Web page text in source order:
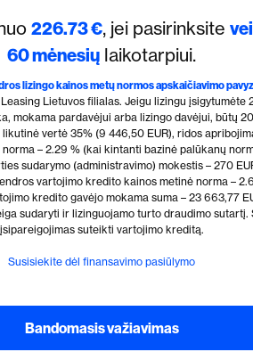
226.73€, jei pasirinksite
60mėnesių laikotarpiui.
lizingo kainos metų normos apskaičiavimo
Lietuvos filialas. Jeigu lizingu įsigytumėte
mokama pardavėjui arba lizingo davėjui, būtų
vertė 35% (9 446,50 EUR), ridos
– 2.29 % (kai kintanti bazinė palūkanų
sudarymo (administravimo) mokestis – 270
vartojimo kredito kainos metinė norma –
kredito gavėjo mokama suma – 23 663,77
sudaryti ir lizinguojamo turto draudimo sutartį.
įsipareigojimas suteikti vartojimo kreditą.
Susisiekite dėl finansavimo pasiūlymo
Bandomasis važiavimas